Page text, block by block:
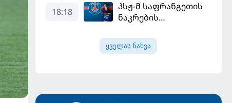
"ჰაიდუკთან"
განადგურდა
18:18
პსჟ-მ საფრანგეთის
ნაკრების
დაიმატა
ყველას ნახვა